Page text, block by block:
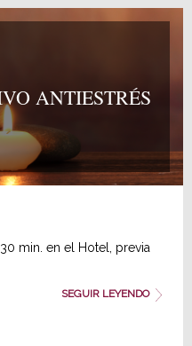
y reserva tu paquete spa.
ANTIESTRÉS
min. en el Hotel, previa
SEGUIR LEYENDO